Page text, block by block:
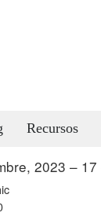
Recursos
2023 –